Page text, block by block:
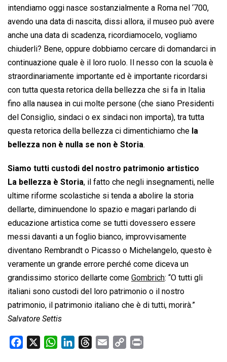
intendiamo oggi nasce sostanzialmente a Roma nel ‘700,
avendo una data di nascita, dissi allora, il museo può avere
anche una data di scadenza, ricordiamocelo, vogliamo
chiuderli? Bene, oppure dobbiamo cercare di domandarci in
continuazione quale è il loro ruolo. Il nesso con la scuola è
straordinariamente importante ed è importante ricordarsi
con tutta questa retorica della bellezza che si fa in Italia
fino alla nausea in cui molte persone (che siano Presidenti
del Consiglio, sindaci o ex sindaci non importa), tra tutta
questa retorica della bellezza ci dimentichiamo che la
bellezza non è nulla se non è Storia.
Siamo tutti custodi del nostro patrimonio artistico
La bellezza è Storia, il fatto che negli insegnamenti, nelle
ultime riforme scolastiche si tenda a abolire la storia
dellarte, diminuendone lo spazio e magari parlando di
educazione artistica come se tutti dovessero essere
messi davanti a un foglio bianco, improvvisamente
diventano Rembrandt o Picasso o Michelangelo, questo è
veramente un grande errore perché come diceva un
grandissimo storico dellarte come Gombrich: “O tutti gli
italiani sono custodi del loro patrimonio o il nostro
patrimonio, il patrimonio italiano che è di tutti, morirà.”
Salvatore Settis
W